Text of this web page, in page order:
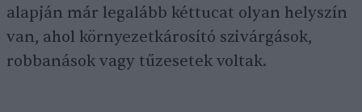
alapján már legalább kéttucat olyan helyszín
van, ahol környezetkárosító szivárgások,
robbanások vagy tűzesetek voltak.